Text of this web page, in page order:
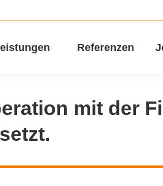
Referenzen
mit der